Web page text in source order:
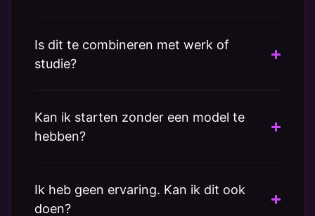
Is dit te combineren met werk of
studie?
Kan ik starten zonder een model te
hebben?
Ik heb geen ervaring. Kan ik dit ook
doen?